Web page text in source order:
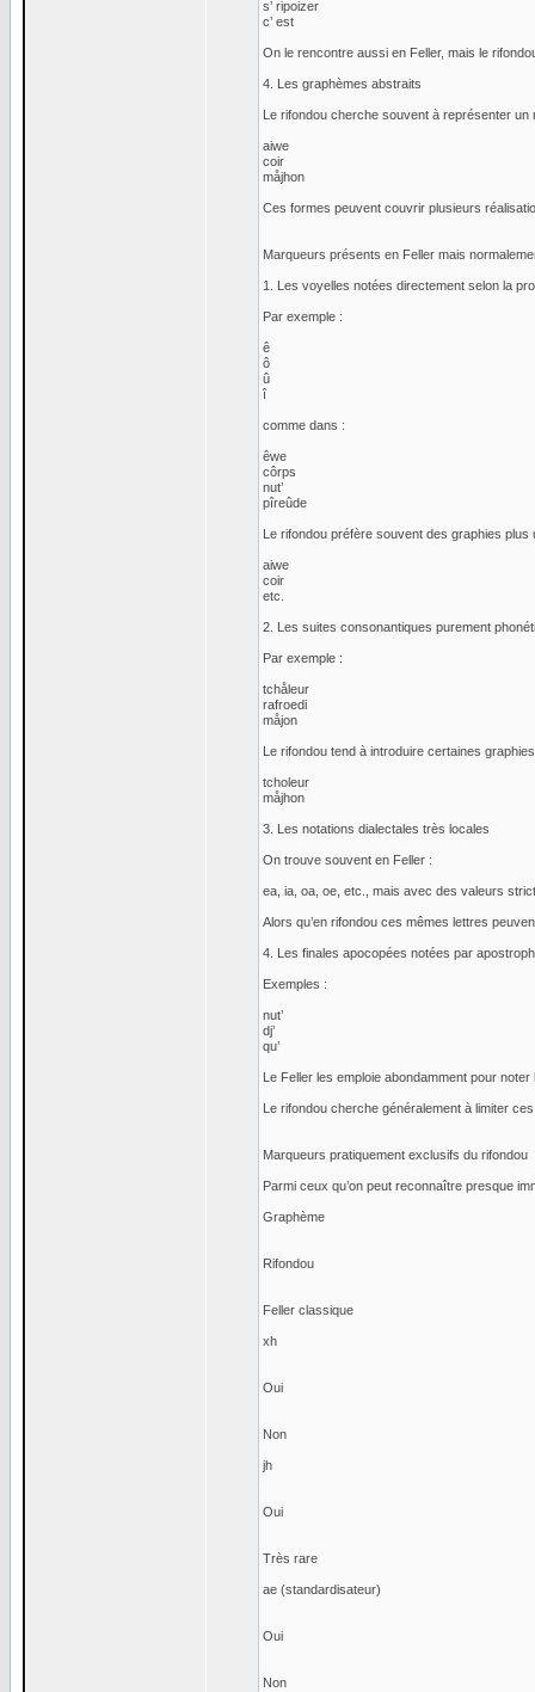
s’ ripoizer
c’ est
On le rencontre aussi en Feller, mais le
4. Les graphèmes abstraits
Le rifondou cherche souvent à représenter un
aiwe
coir
måjhon
Ces formes peuvent couvrir plusieurs
Marqueurs présents en Feller mais
1. Les voyelles notées directement selon la
Par exemple :
ê
ô
û
î
comme dans :
êwe
côrps
nut’
pîreûde
Le rifondou préfère souvent des graphies plus
aiwe
coir
etc.
2. Les suites consonantiques purement
Par exemple :
tchåleur
rafroedi
måjon
Le rifondou tend à introduire certaines
tcholeur
måjhon
3. Les notations dialectales très locales
On trouve souvent en Feller :
ea, ia, oa, oe, etc., mais avec des valeurs
Alors qu’en rifondou ces mêmes lettres
4. Les finales apocopées notées par
Exemples :
nut’
dj’
qu’
Le Feller les emploie abondamment pour noter
Le rifondou cherche généralement à limiter
Marqueurs pratiquement exclusifs du rifondou
Parmi ceux qu’on peut reconnaître presque
Graphème
Rifondou
Feller classique
xh
Oui
Non
jh
Oui
Très rare
ae (standardisateur)
Oui
Non